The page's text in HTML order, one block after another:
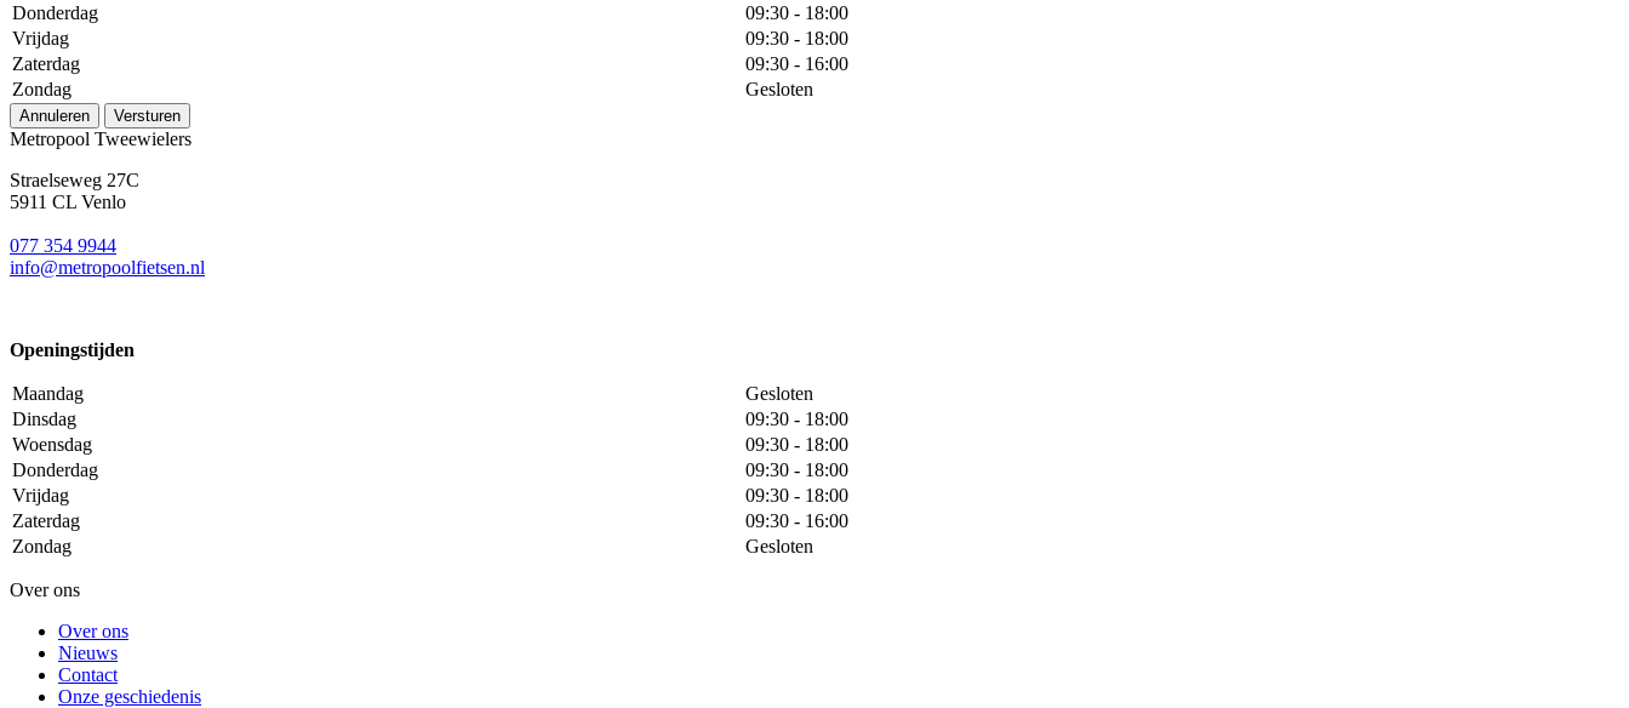
Donderdag
09:30 - 18:00
Vrijdag
09:30 - 18:00
Zaterdag
09:30 - 16:00
Zondag
Gesloten
Annuleren Versturen
Metropool Tweewielers
Straelseweg 27C
5911 CL Venlo
077 354 9944
info@metropoolfietsen.nl
Openingstijden
Maandag
Gesloten
Dinsdag
09:30 - 18:00
Woensdag
09:30 - 18:00
Donderdag
09:30 - 18:00
Vrijdag
09:30 - 18:00
Zaterdag
09:30 - 16:00
Zondag
Gesloten
Over ons
Over ons
Nieuws
Contact
Onze geschiedenis